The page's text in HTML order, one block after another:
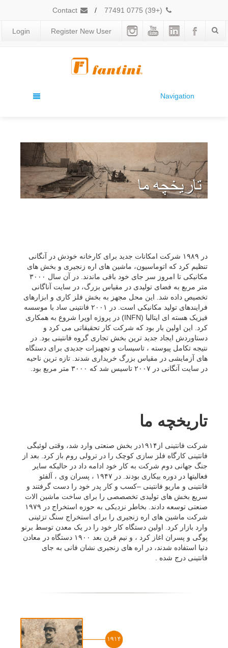
(+39) 0775 77491
/
Contact
Login Register New User
Navigation
در ١٩٨٩ شرکت امکانات جدید برای کارخانه خودش در آنگانی
تنظیم کرد که اتوماسیون، ماشین های اره زنجیری و بخش های
مکانیکی تا امروز سر جای خود باقی ماندند. در آن سال ٣٠٠٠
متر مربع به فضای تولیدی در مقیاس بزرگ، در سایت آناگانی
تخصیص داده شد. این محل مجهز به بخش فلز کاری و ابزارهای
فرایندهای تولید مکانیکی است. در ٢٠٠١ فانتینی ساد با موسسه
فیزیک هسته ای ایتالیا (INFN) در پروژه اوپرا شروع به همکاری
کرد. این اولین بار بود که شرکت کار تحقیقاتی می کرد و
دستاوردش ایجاد جدید ترین بخش تجاری گروه فانتینی بود. در
نتیجه تکامل پیوسته ، تاسیسات و تجهیزات جدیدی برای دستگاه
های آزمایشی در مقیاس بزرگ خریداری شدند. تازه ترین ناحیه
در سایت آنگانی در ٢٠٠٧ تاسیس شد که ٣٠٠٠ متر مربع بود.
تاریخچه ما
شرکت فانتینی از١۹١۴در بخش صنعتی وارد شد، وقتی لوئیگی
فانتینی کارگاه فلز سازی کوچک را در ترولی روم باز کرد. بعد از
جنگ جهانی دوم شرکت به کار خود ادامه داد در حالیکه سایر
فعالیتها در دوره بیکاری بودند. در ١۹۴۷ ، پسران وی ، آلفئو
فانتینی و ماریو فانتینی –کسب و کار پدر خود را دست گرفتند و
سریع بخش های تولیدی تخصصصی را برای ساخت ماشین الات
صنعتی توسعه دادند. بخاطر نزدیکی به حوزه استخراج در ١۹۷۹
شرکت ماشین های اره زنجیری را برای استخراج سنگ تزئینی
وارد بازار کرد. اولین دستگاه کار خود را در یک معدن توسط برنو
پوگی و پسران اغاز کرد ، و نیم قرن بعد ١۹٠٠ دستگاه در معادن
دنیا استفاده شدند، در اره های زنجیری نشان فانی به جای
فانتینی درج شده .